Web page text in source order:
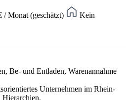
/ Monat (geschätzt)
Kein
Be- und Entladen, Warenannahme
Unternehmen im Rhein-